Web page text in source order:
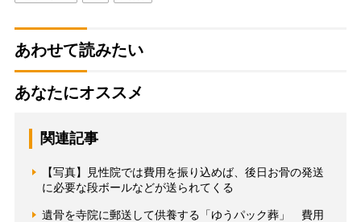
あわせて読みたい
あなたにオススメ
関連記事
【写真】見性院では費用を振り込めば、後日お骨の発送
に必要な段ボールなどが送られてくる
遺骨を寺院に郵送して供養する「ゆうパック葬」 費用